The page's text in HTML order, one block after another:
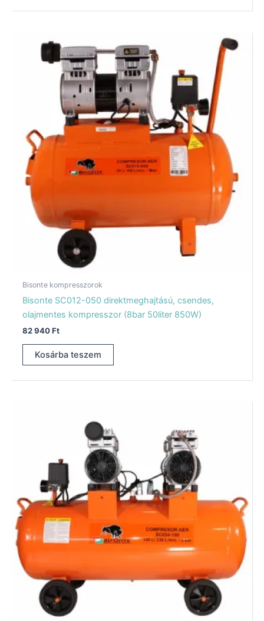
Bisonte kompresszorok
Bisonte SC012-050 direktmeghajtású, csendes,
olajmentes kompresszor (8bar 50liter 850W)
82 940Ft
Kosárba teszem